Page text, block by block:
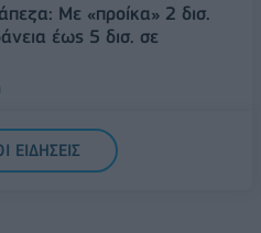
Με «προίκα» 2 δισ.
έως 5 δισ. σε
Πού βρίσκεται η
μετάβαση
ΕΙΔΗΣΕΙΣ